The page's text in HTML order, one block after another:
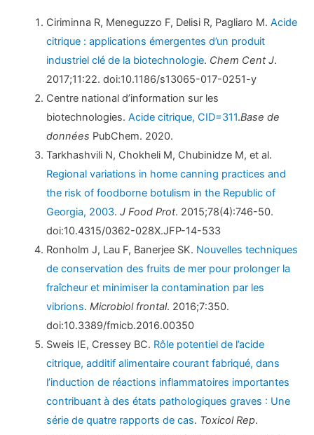
Ciriminna R, Meneguzzo F, Delisi R, Pagliaro M.Acide
citrique : applications émergentes d’un produit
industriel clé de la biotechnologie. Chem Cent J.
2017;11:22. doi:10.1186/s13065-017-0251-y
Centre national d’information sur les
biotechnologies.Acide citrique, CID=311.Base de
données PubChem. 2020.
Tarkhashvili N, Chokheli M, Chubinidze M, et al.
Regional variations in home canning practices and
the risk of foodborne botulism in the Republic of
Georgia, 2003.J Food Prot. 2015;78(4):746-50.
doi:10.4315/0362-028X.JFP-14-533
Ronholm J, Lau F, Banerjee SK. Nouvelles techniques
de conservation des fruits de mer pour prolonger la
fraîcheur et minimiser la contamination par les
vibrions.Microbiol frontal. 2016;7:350.
doi:10.3389/fmicb.2016.00350
Sweis IE, Cressey BC. Rôle potentiel de l’acide
citrique, additif alimentaire courant fabriqué, dans
l’induction de réactions inflammatoires importantes
contribuant à des états pathologiques graves : Une
série de quatre rapports de cas. Toxicol Rep.